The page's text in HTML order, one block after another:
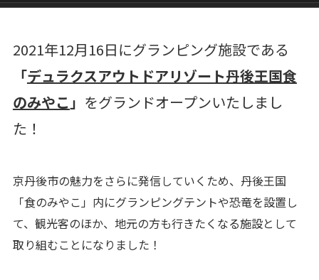
2021年12月16日にグランピング施設である
「デュラクスアウトドアリゾート丹後王国食
のみやこ 」 をグランドオープンいたしまし
た！
京丹後市の魅力をさらに発信していくため、丹後王国
「食のみやこ」内にグランピングテントや恐竜を設置し
て、観光客のほか、地元の方も行きたくなる施設として
取り組むことになりました！